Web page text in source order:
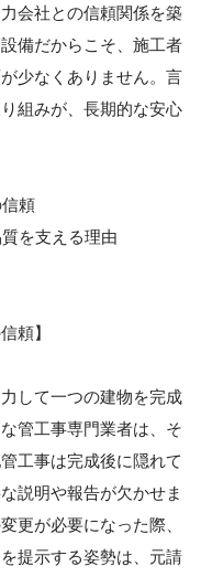
会社との信頼関係を築
備だからこそ、施工者
少なくありません。言
組みが、長期的な安心
頼
を支える理由
頼】
して一つの建物を完成
管工事専門業者は、そ
工事は完成後に隠れて
説明や報告が欠かせま
更が必要になった際、
提示する姿勢は、元請